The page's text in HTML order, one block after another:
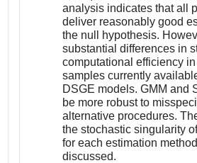
analysis indicates that all
deliver reasonably good
the null hypothesis.
substantial differences in
computational efficiency in
samples currently
DSGE models. GMM and
be more robust to
alternative procedures.
the stochastic singularity
for each estimation
discussed.